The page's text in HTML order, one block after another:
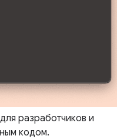
разработчиков и
кодом.